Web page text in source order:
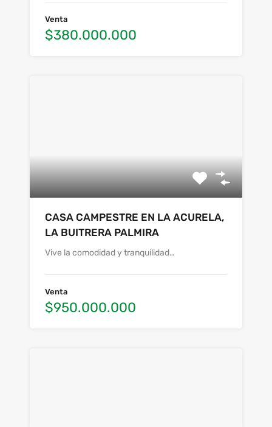
Venta
$380.000.000
CASA CAMPESTRE EN LA ACURELA,
LA BUITRERA PALMIRA
Vive la comodidad y tranquilidad…
Venta
$950.000.000